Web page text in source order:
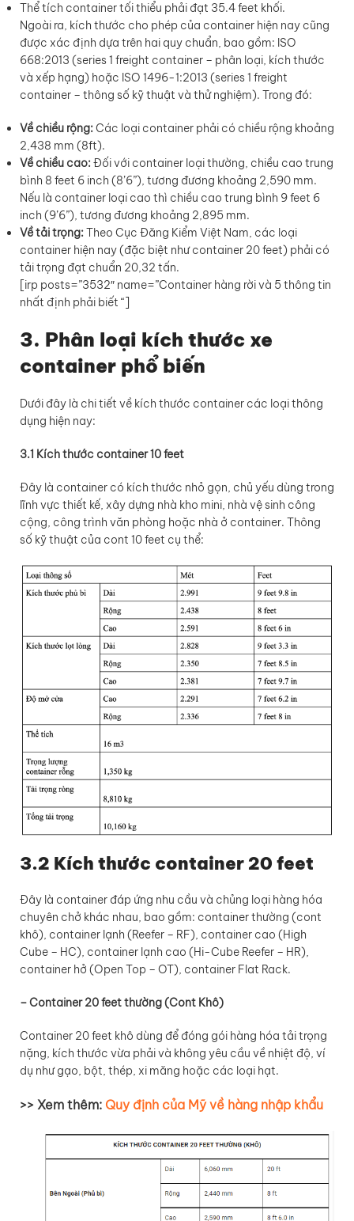
Thể tích container tối thiểu phải đạt 35.4 feet khối.
Ngoài ra, kích thước cho phép của container hiện nay cũng
được xác định dựa trên hai quy chuẩn, bao gồm: ISO
668:2013 (series 1 freight container – phân loại, kích thước
và xếp hạng) hoặc ISO 1496-1:2013 (series 1 freight
container – thông số kỹ thuật và thử nghiệm). Trong đó:
Về chiều rộng:Các loại container phải có chiều rộng khoảng
2,438 mm (8ft).
Về chiều cao:Đối với container loại thường, chiều cao trung
bình 8 feet 6 inch (8’6”), tương đương khoảng 2,590 mm.
Nếu là container loại cao thì chiều cao trung bình 9 feet 6
inch (9’6”), tương đương khoảng 2,895 mm.
Về tải trọng:Theo Cục Đăng Kiểm Việt Nam, các loại
container hiện nay (đặc biệt như container 20 feet) phải có
tải trọng đạt chuẩn 20,32 tấn.
[irp posts=”3532″ name=”Container hàng rời và 5 thông tin
nhất định phải biết “]
3. Phân loại kích thước xe
container phổ biến
Dưới đây là chi tiết về kích thước container các loại thông
dụng hiện nay:
3.1 Kích thước container 10 feet
Đây là container có kích thước nhỏ gọn, chủ yếu dùng trong
lĩnh vực thiết kế, xây dựng nhà kho mini, nhà vệ sinh công
cộng, công trình văn phòng hoặc nhà ở container. Thông
số kỹ thuật của cont 10 feet cụ thể:
3.2 Kích thước container 20 feet
Đây là container đáp ứng nhu cầu và chủng loại hàng hóa
chuyên chở khác nhau, bao gồm: container thường (cont
khô), container lạnh (Reefer – RF), container cao (High
Cube – HC), container lạnh cao (Hi-Cube Reefer – HR),
container hở (Open Top – OT), container Flat Rack.
– Container 20 feet thường (Cont Khô)
Container 20 feet khô dùng để đóng gói hàng hóa tải trọng
nặng, kích thước vừa phải và không yêu cầu về nhiệt độ, ví
dụ như gạo, bột, thép, xi măng hoặc các loại hạt.
>> Xem thêm: Quy định của Mỹ về hàng nhập khẩu